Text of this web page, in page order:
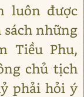
luôn được
những
Tiều Phu,
chủ tịch
phải hỏi ý